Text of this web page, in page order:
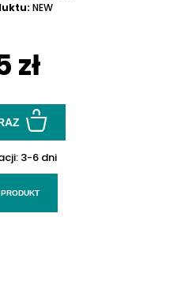
NEW
zł
3-6 dni